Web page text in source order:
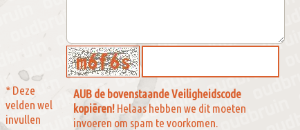
* Deze
velden wel
invullen
AUB de bovenstaande Veiligheidscode
kopiëren! Helaas hebben we dit moeten
invoeren om spam te voorkomen.